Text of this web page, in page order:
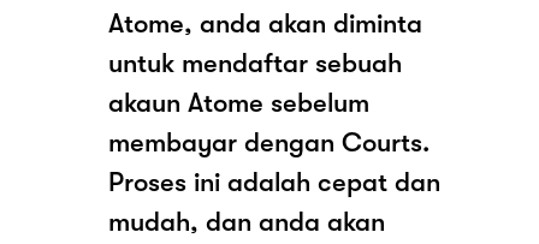
Atome, anda akan diminta
untuk mendaftar sebuah
akaun Atome sebelum
membayar dengan Courts.
Proses ini adalah cepat dan
mudah, dan anda akan